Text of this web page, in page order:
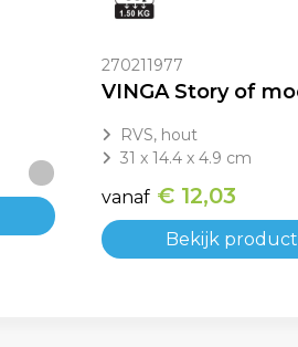
270211977
RVS, hout
31 x 14.4 x 4.9 cm
vanaf € 12,03
Bekijk product